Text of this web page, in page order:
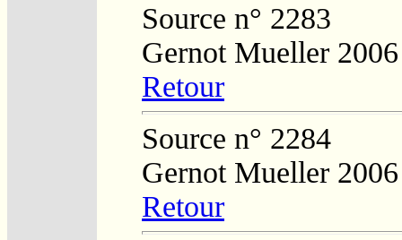
Source n° 2283
Gernot Mueller 2006
Retour
Source n° 2284
Gernot Mueller 2006
Retour